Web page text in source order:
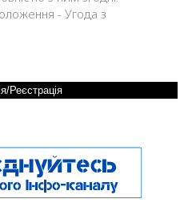
- Угода з
Реєстрація